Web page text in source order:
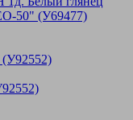
50" (У69477)